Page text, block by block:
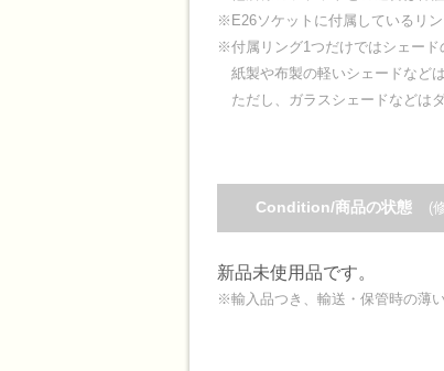
※E26ソケットに付属しているリン
※付属リング1つだけではシェード
紙製や布製の軽いシェードなど
ただし、ガラスシェードなどは
Condition/商品の状態 (
新品未使用品です。
※輸入品つき、輸送・保管時の薄